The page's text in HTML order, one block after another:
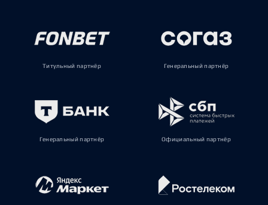
Титульный партнёр Генеральный партнёр
Генеральный партнёр Официальный партнёр